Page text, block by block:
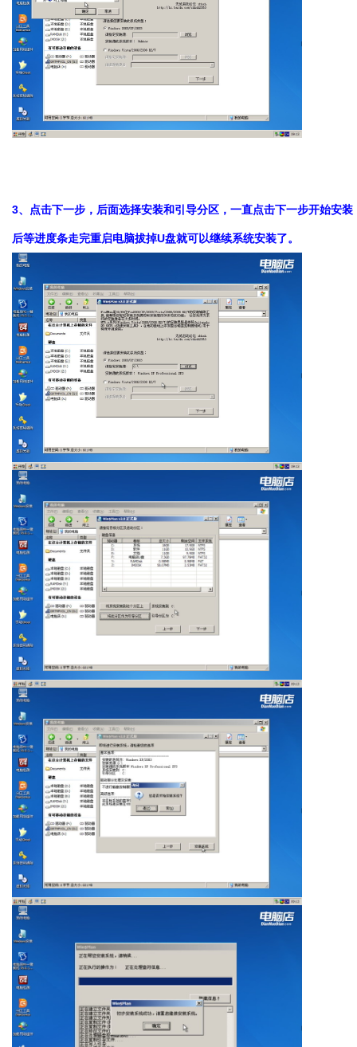
3、点击下一步，后面选择安装和引导分区，一直点击下一步开始安装
后等进度条走完重启电脑拔掉U盘就可以继续系统安装了。